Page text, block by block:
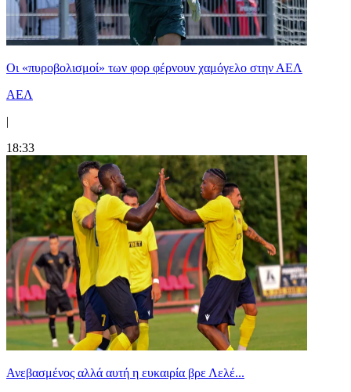
Οι «πυροβολισμοί» των φορ φέρνουν χαμόγελο στην ΑΕΛ
ΑΕΛ
|
18:33
Ανεβασμένος αλλά αυτή η ευκαιρία βρε Λελέ...